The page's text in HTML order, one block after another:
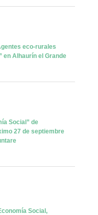
eco-rurales
en Alhaurín el Grande
Social” de
27 de septiembre
Social,